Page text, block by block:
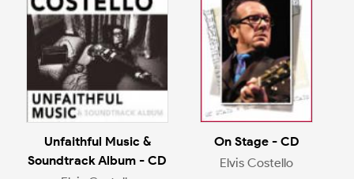
Unfaithful Music &
Soundtrack Album - CD
On Stage - CD
Elvis Costello